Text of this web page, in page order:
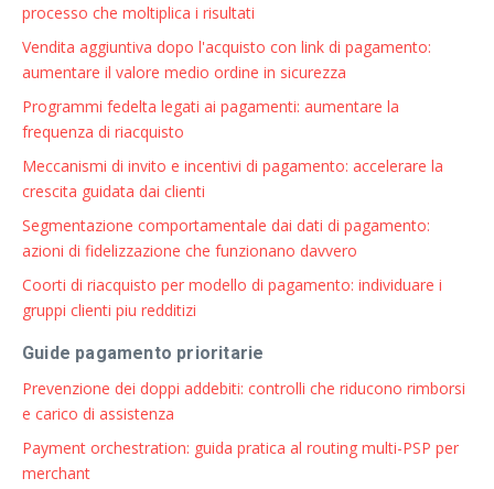
processo che moltiplica i risultati
Vendita aggiuntiva dopo l'acquisto con link di pagamento:
aumentare il valore medio ordine in sicurezza
Programmi fedelta legati ai pagamenti: aumentare la
frequenza di riacquisto
Meccanismi di invito e incentivi di pagamento: accelerare la
crescita guidata dai clienti
Segmentazione comportamentale dai dati di pagamento:
azioni di fidelizzazione che funzionano davvero
Coorti di riacquisto per modello di pagamento: individuare i
gruppi clienti piu redditizi
Guide pagamento prioritarie
Prevenzione dei doppi addebiti: controlli che riducono rimborsi
e carico di assistenza
Payment orchestration: guida pratica al routing multi-PSP per
merchant